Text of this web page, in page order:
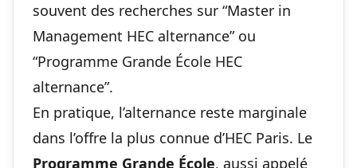
souvent des recherches sur “Master in
Management HEC alternance” ou
“Programme Grande École HEC
alternance”.
En pratique, l’alternance reste marginale
dans l’offre la plus connue d’HEC Paris. Le
Programme Grande École, aussi appelé